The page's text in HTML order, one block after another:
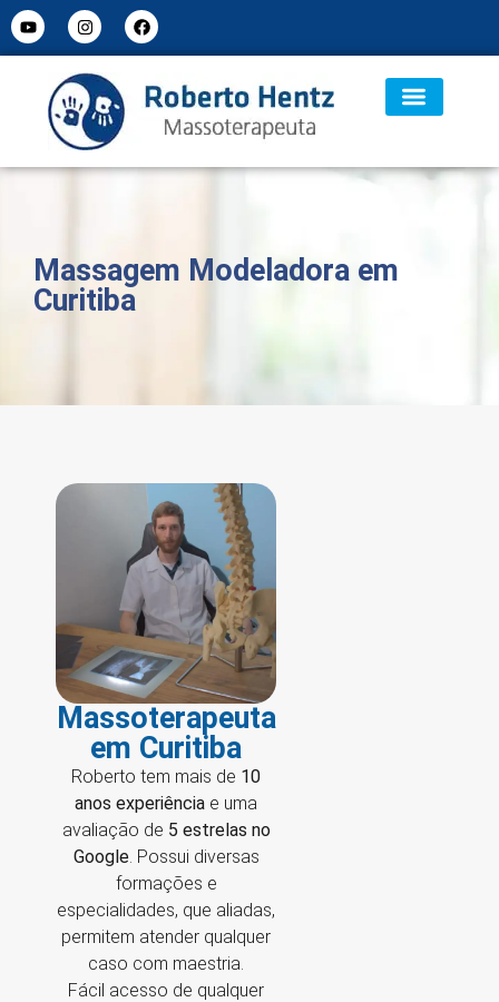
Massagem Modeladora em
Curitiba
Massoterapeuta
em Curitiba
Roberto tem mais de 10
anos experiência e uma
avaliação de 5 estrelas no
Google. Possui diversas
formações e
especialidades, que aliadas,
permitem atender qualquer
caso com maestria.
Fácil acesso de qualquer